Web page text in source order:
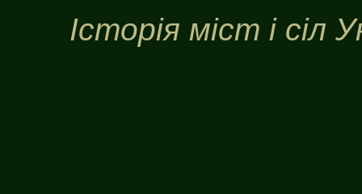
Історія міст і сіл